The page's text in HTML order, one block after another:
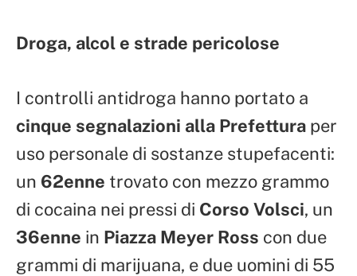
Droga, alcol e strade pericolose
I controlli antidroga hanno portato a
cinque segnalazioni alla Prefettura per
uso personale di sostanze stupefacenti:
un 62enne trovato con mezzo grammo
di cocaina nei pressi di Corso Volsci, un
36enne in Piazza Meyer Ross con due
grammi di marijuana, e due uomini di 55